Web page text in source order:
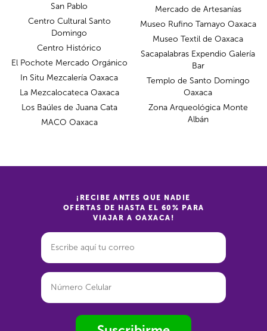
San Pablo
Centro Cultural Santo
Domingo
Centro Histórico
El Pochote Mercado Orgánico
In Situ Mezcalería Oaxaca
La Mezcalocateca Oaxaca
Los Baúles de Juana Cata
MACO Oaxaca
Mercado de Artesanías
Museo Rufino Tamayo Oaxaca
Museo Textil de Oaxaca
Sacapalabras Expendio Galería
Bar
Templo de Santo Domingo
Oaxaca
Zona Arqueológica Monte
Albán
¡RECIBE ANTES QUE NADIE
OFERTAS DE HASTA EL 60% PARA
VIAJAR A OAXACA!